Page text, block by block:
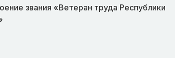
звания «Ветеран труда Республики